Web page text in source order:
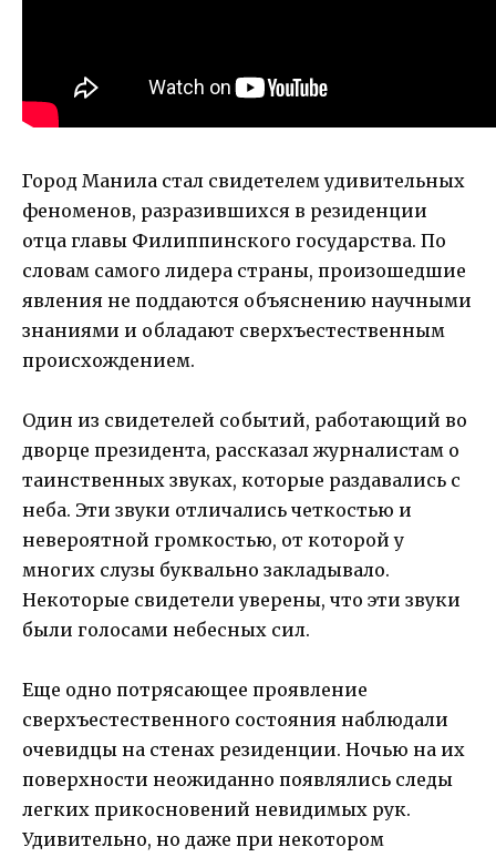
Город Манила стал свидетелем удивительных
феноменов, разразившихся в резиденции
отца главы Филиппинского государства. По
словам самого лидера страны, произошедшие
явления не поддаются объяснению научными
знаниями и обладают сверхъестественным
происхождением.
Один из свидетелей событий, работающий во
дворце президента, рассказал журналистам о
таинственных звуках, которые раздавались с
неба. Эти звуки отличались четкостью и
невероятной громкостью, от которой у
многих слузы буквально закладывало.
Некоторые свидетели уверены, что эти звуки
были голосами небесных сил.
Еще одно потрясающее проявление
сверхъестественного состояния наблюдали
очевидцы на стенах резиденции. Ночью на их
поверхности неожиданно появлялись следы
легких прикосновений невидимых рук.
Удивительно, но даже при некотором